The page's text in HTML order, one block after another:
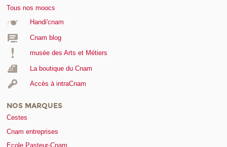
Tous nos moocs
Handi'cnam
Cnam blog
musée des Arts et Métiers
La boutique du Cnam
Accès à intraCnam
NOS MARQUES
Cestes
Cnam entreprises
Ecole Pasteur-Cnam